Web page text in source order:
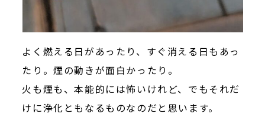
よく燃える日があったり、すぐ消える日もあっ
たり。煙の動きが面白かったり。
火も煙も、本能的には怖いけれど、でもそれだ
けに浄化ともなるものなのだと思います。